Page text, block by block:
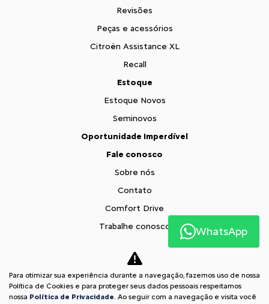
Revisões
Peças e acessórios
Citroën Assistance XL
Recall
Estoque
Estoque Novos
Seminovos
Oportunidade Imperdível
Fale conosco
Sobre nós
Contato
Comfort Drive
Trabalhe conosco
Política de privacidade
Blog
Comparativo
WhatsApp
Para otimizar sua experiência durante a navegação, fazemos uso de nossa
Política de Cookies e para proteger seus dados pessoais respeitamos
nossa Política de Privacidade. Ao seguir com a navegação e visita você